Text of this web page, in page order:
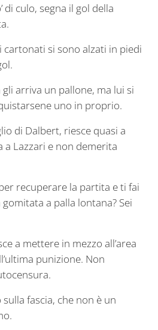
di culo, segna il gol della
cartonati si sono alzati in piedi
gli arriva un pallone, ma lui si
uno in proprio.
di Dalbert, riesce quasi a
Lazzari e non demerita
recuperare la partita e ti fai
a palla lontana? Sei
a mettere in mezzo all’area
punizione. Non
fascia, che non è un